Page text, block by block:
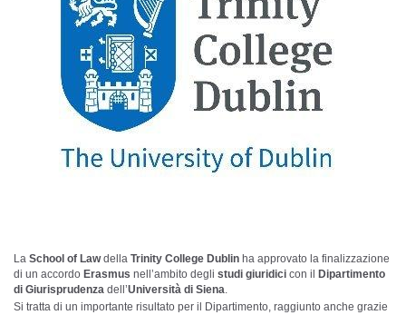
La School of Lawdella Trinity College Dublin ha approvato la finalizzazione
di un accordo Erasmus nell’ambito degli studi giuridici con il
Dipartimento
di Giurisprudenza dell’Università di Siena.
Si tratta di un importante risultato per il Dipartimento, raggiunto anche grazie